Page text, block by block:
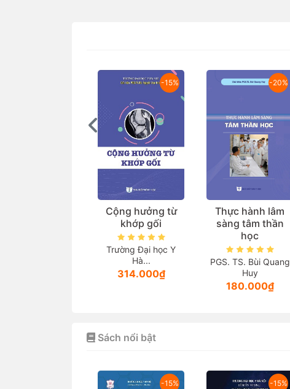
-15%
Cộng hưởng từ
khớp gối
Trường Đại học Y
Hà...
314.000₫
-20%
Thực hành lâm
sàng tâm thần
học
PGS. TS. Bùi Quang
Huy
180.000₫
Sách nổi bật
-15% -15%